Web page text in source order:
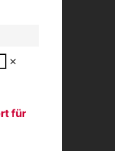
✕
für